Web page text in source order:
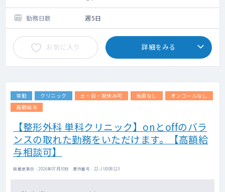
勤務日数 週5日
お気に入り 詳細をみる
常勤 クリニック 土・日・祝休み可 当直なし
オンコールなし
高額給与
【整形外科 単科クリニック】onとoffのバラ
ンスの取れた勤務をいただけます。【高額給
与相談可】
掲載更新日 : 2026年07月30日 案件番号 : 22-JU008123